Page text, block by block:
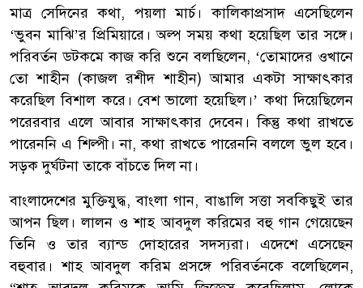
মাত্র সেদিনের কথা, পয়লা মার্চ। কালিকাপ্রসাদ এসেছিলেন
‘ভুবন মাঝি’র প্রিমিয়ারে। অল্প সময় কথা হয়েছিল তার সঙ্গে।
পরিবর্তন ডটকমে কাজ করি শুনে বলছিলেন, ‘তোমাদের ওখানে
তো শাহীন (কাজল রশীদ শাহীন) আমার একটা সাক্ষাৎকার
করেছিল বিশাল করে। বেশ ভালো হয়েছিল।’ কথা দিয়েছিলেন
পরেরবার এলে আবার সাক্ষাৎকার দেবেন। কিন্তু কথা রাখতে
পারেননি এ শিল্পী। না, কথা রাখতে পারেননি বললে ভুল হবে।
সড়ক দুর্ঘটনা তাকে বাঁচতে দিল না।
বাংলাদেশের মুক্তিযুদ্ধ, বাংলা গান, বাঙালি সত্তা সবকিছুই তার
আপন ছিল। লালন ও শাহ আবদুল করিমের বহু গান গেয়েছেন
তিনি ও তার ব্যান্ড দোহারের সদস্যরা। এদেশে এসেছেন
বহুবার। শাহ আবদুল করিম প্রসঙ্গে পরিবর্তনকে বলেছিলেন,